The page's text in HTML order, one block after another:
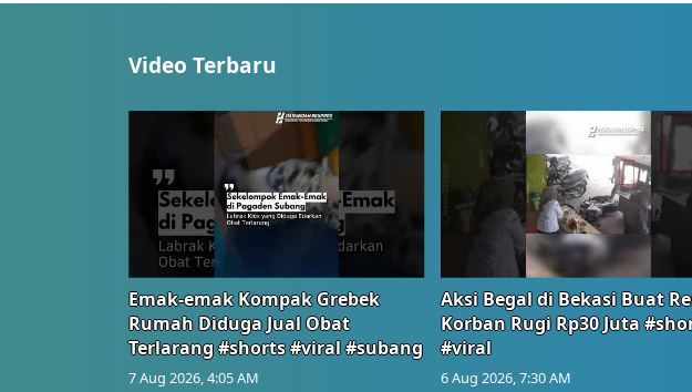
Video Terbaru
Emak-emak Kompak Grebek
Rumah Diduga Jual Obat
Terlarang #shorts #viral #subang
7 Aug 2026, 4:05 AM
Aksi Begal di Bekasi Buat
Korban Rugi Rp30 Juta
#viral
6 Aug 2026, 7:30 AM